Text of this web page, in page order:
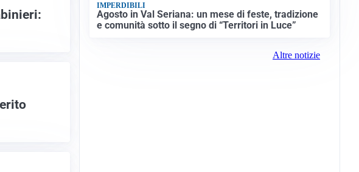
IMPERDIBILI
Agosto in Val Seriana: un mese di feste, tradizione
e comunità sotto il segno di “Territori in Luce”
Altre notizie